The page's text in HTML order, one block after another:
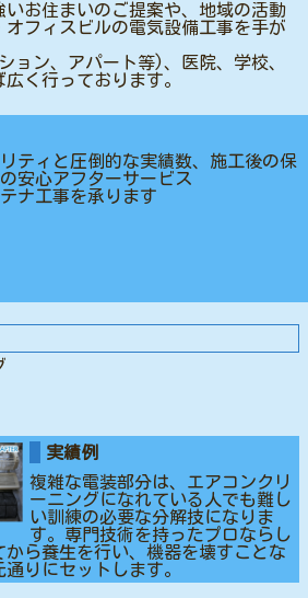
いお住まいのご提案や、地域の活動
オフィスビルの電気設備工事を手が
ョン、アパート等)、医院、学校、
く行っております。
ティと圧倒的な実績数、施工後の保
安心アフターサービス
ナ工事を承ります
実績例
複雑な電装部分は、エアコンクリ
ーニングになれている人でも難し
い訓練の必要な分解技になりま
す。専門技術を持ったプロならし
から養生を行い、機器を壊すことな
りにセットします。